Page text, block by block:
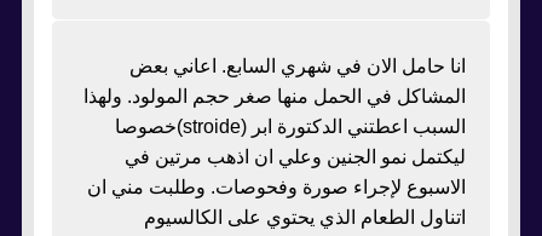
انا حامل الان في شهري السابع. اعاني بعض
المشاكل في الحمل منها صغر حجم المولود. ولهذا
السبب اعطتني الدكتورة ابر (stroide)خصوصا
ليكتمل نمو الجنين وعلي ان اذهب مرتين في
الاسبوع لإجراء صورة وفحوصات. وطلبت مني ان
اتناول الطعام الذي يحتوي على الكالسيوم